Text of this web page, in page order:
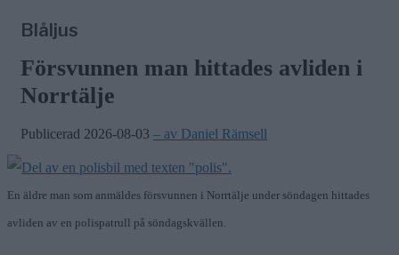
Blåljus
Försvunnen man hittades avliden i
Norrtälje
Publicerad 2026-08-03 – av Daniel Rämsell
En äldre man som anmäldes försvunnen i Norrtälje under söndagen hittades
avliden av en polispatrull på söndagskvällen.